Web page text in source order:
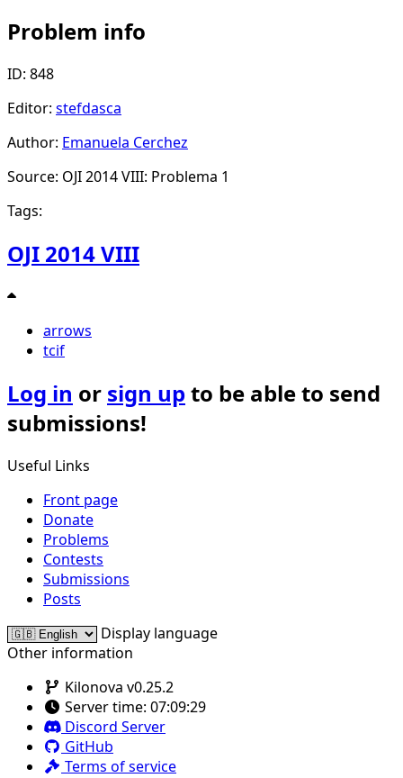
Problem info
ID: 848
Editor: stefdasca
Author: Emanuela Cerchez
Source: OJI 2014 VIII: Problema 1
Tags:
OJI 2014 VIII
arrows
tcif
Log in or sign upto be able to send
submissions!
Useful Links
Front page
Donate
Problems
Contests
Submissions
Posts
Display language
Other information
Kilonova v0.25.2
Server time: 07:09:29
Discord Server
GitHub
Terms of service